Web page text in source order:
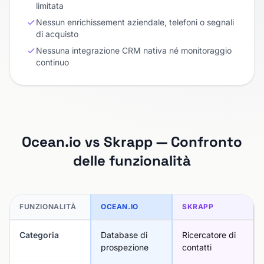
limitata
Nessun enrichissement aziendale, telefoni o segnali
di acquisto
Nessuna integrazione CRM nativa né monitoraggio
continuo
Ocean.io vs Skrapp — Confronto
delle funzionalità
FUNZIONALITÀ OCEAN.IO SKRAPP
Categoria
Database di
prospezione
Ricercatore di
contatti